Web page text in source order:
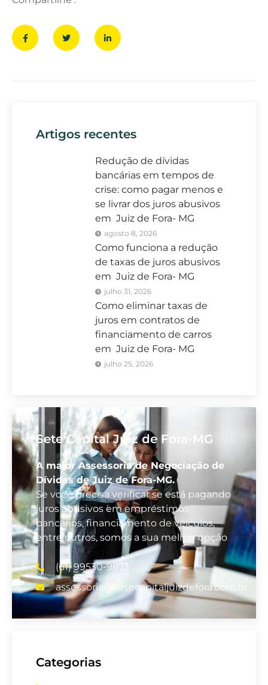
Artigos recentes
Redução de dívidas
bancárias em tempos de
crise: como pagar menos e
se livrar dos juros abusivos
em Juiz de Fora- MG
agosto 8, 2026
Como funciona a redução
de taxas de juros abusivos
em Juiz de Fora- MG
julho 31, 2026
Como eliminar taxas de
juros em contratos de
financiamento de carros
em Juiz de Fora- MG
julho 25, 2026
Sete Capital Juiz de Fora-MG
A maior Assessoria de Negociação de
Dívidas de Juiz de Fora-MG.
Se você precisa verificar se está pagando
juros abusivos em empréstimos
bancários, financiamento de veículos,
entre outros, somos a sua melhor opção
(61) 99530-9873
assessoria@setecapitaljuizdefora.com.br
Categorias